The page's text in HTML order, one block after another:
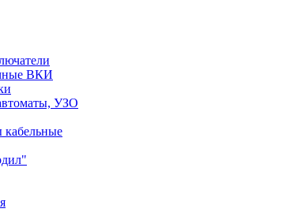
ВКИ
УЗО
кабельные